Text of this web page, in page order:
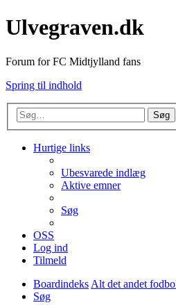
Ulvegraven.dk
Forum for FC Midtjylland fans
Spring til indhold
Søg
Hurtige links
Ubesvarede indlæg
Aktive emner
Søg
OSS
Log ind
Tilmeld
BoardindeksAlt det andet
Søg